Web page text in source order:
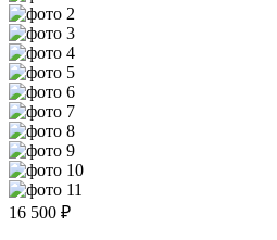
16 500 ₽